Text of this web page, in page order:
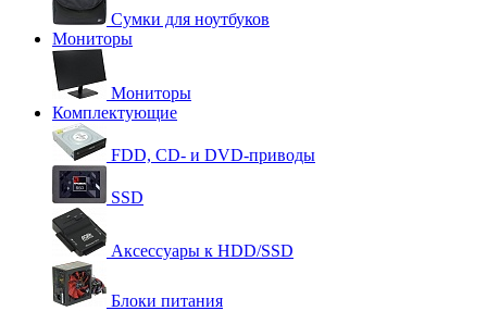
Сумки для ноутбуков
Мониторы
Мониторы
Комплектующие
FDD, CD- и DVD-приводы
SSD
Аксессуары к HDD/SSD
Блоки питания